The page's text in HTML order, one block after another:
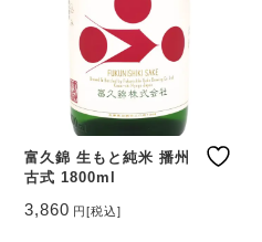
富久錦 生もと純米 播州
古式 1800ml
3,860 円 [税込]